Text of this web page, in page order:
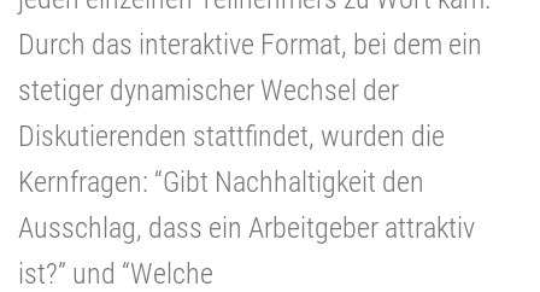
Durch das interaktive Format, bei dem ein
stetiger dynamischer Wechsel der
Diskutierenden stattfindet, wurden die
Kernfragen: “Gibt Nachhaltigkeit den
Ausschlag, dass ein Arbeitgeber attraktiv
ist?” und “Welche